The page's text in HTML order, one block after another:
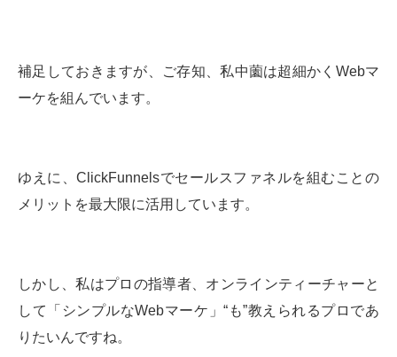
補足しておきますが、ご存知、私中薗は超細かくWebマ
ーケを組んでいます。
ゆえに、ClickFunnelsでセールスファネルを組むことの
メリットを最大限に活用しています。
しかし、私はプロの指導者、オンラインティーチャーと
して「シンプルなWebマーケ」“も”教えられるプロであ
りたいんですね。